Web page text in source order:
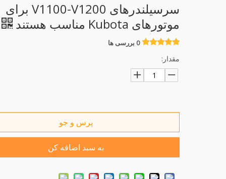
سرسیلندرهای V1100-V1200 برای
موتورهای Kubota مناسب هستند
0 بررسی ها
مقدار:
پرس و جو
به سبد اضافه کن